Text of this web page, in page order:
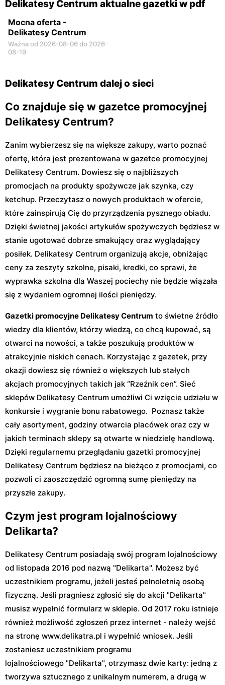
Delikatesy Centrum aktualne gazetki w pdf
Mocna oferta -
Delikatesy Centrum
Ważna od 2026-08-06 do 2026-
08-19
Delikatesy Centrum dalej o sieci
Co znajduje się w gazetce promocyjnej
Delikatesy Centrum?
Zanim wybierzesz się na większe zakupy, warto poznać
ofertę, która jest prezentowana w gazetce promocyjnej
Delikatesy Centrum. Dowiesz się o najbliższych
promocjach na produkty spożywcze jak szynka, czy
ketchup. Przeczytasz o nowych produktach w ofercie,
które zainspirują Cię do przyrządzenia pysznego obiadu.
Dzięki świetnej jakości artykułów spożywczych będziesz w
stanie ugotować dobrze smakujący oraz wyglądający
posiłek. Delikatesy Centrum organizują akcje, obniżając
ceny za zeszyty szkolne, pisaki, kredki, co sprawi, że
wyprawka szkolna dla Waszej pociechy nie będzie wiązała
się z wydaniem ogromnej ilości pieniędzy.
Gazetki promocyjne Delikatesy Centrum to świetne źródło
wiedzy dla klientów, którzy wiedzą, co chcą kupować, są
otwarci na nowości, a także poszukują produktów w
atrakcyjnie niskich cenach. Korzystając z gazetek, przy
okazji dowiesz się również o większych lub stałych
akcjach promocyjnych takich jak “Rzeźnik cen”. Sieć
sklepów Delikatesy Centrum umożliwi Ci wzięcie udziału w
konkursie i wygranie bonu rabatowego. Poznasz także
cały asortyment, godziny otwarcia placówek oraz czy w
jakich terminach sklepy są otwarte w niedzielę handlową.
Dzięki regularnemu przeglądaniu gazetki promocyjnej
Delikatesy Centrum będziesz na bieżąco z promocjami, co
pozwoli ci zaoszczędzić ogromną sumę pieniędzy na
przyszłe zakupy.
Czym jest program lojalnościowy
Delikarta?
Delikatesy Centrum posiadają swój program lojalnościowy
od listopada 2016 pod nazwą "Delikarta". Możesz być
uczestnikiem programu, jeżeli jesteś pełnoletnią osobą
fizyczną. Jeśli pragniesz zgłosić się do akcji "Delikarta"
musisz wypełnić formularz w sklepie. Od 2017 roku istnieje
również możliwość zgłoszeń przez internet - należy wejść
na stronę www.delikatra.pl i wypełnić wniosek. Jeśli
zostaniesz uczestnikiem programu
lojalnościowego "Delikarta", otrzymasz dwie karty: jedną z
tworzywa sztucznego z unikalnym numerem, a drugą w